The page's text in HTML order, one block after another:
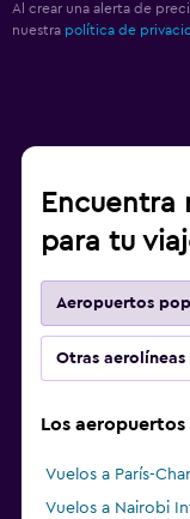
Al crear una alerta de
nuestra política de
Encuentra
para tu
Aeropuertos
Otras aerolíneas
Los aeropuertos
Vuelos a París-
Vuelos a Nairobi